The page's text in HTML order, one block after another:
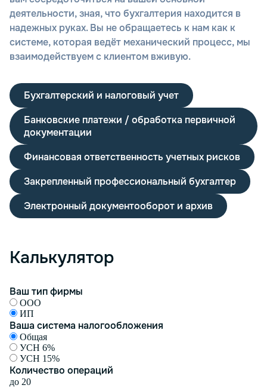
деятельности, зная, что бухгалтерия находится в
надежных руках. Вы не обращаетесь к нам как к
системе, которая ведёт механический процесс, мы
взаимодействуем с клиентом вживую.
Бухгалтерский и налоговый учет
Банковские платежи / обработка первичной
документации
Финансовая ответственность учетных рисков
Закрепленный профессиональный бухгалтер
Электронный документооборот и архив
Калькулятор
Ваш тип фирмы
ООО
ИП
Ваша система налогообложения
Общая
УСН 6%
УСН 15%
Количество операций
до 20